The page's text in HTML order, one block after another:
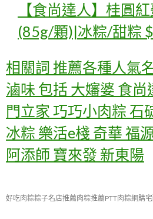
【食尚達人】桂圓
(85g/顆)|冰粽/甜粽 $
相關詞 推薦各種人氣
滷味 包括 大嬸婆 食尚
門立家 巧巧小肉粽 石
冰粽 樂活e棧 奇華 福
阿添師 寶來發 新東陽
好吃肉粽粽子名店推薦肉粽推薦PTT肉粽網購